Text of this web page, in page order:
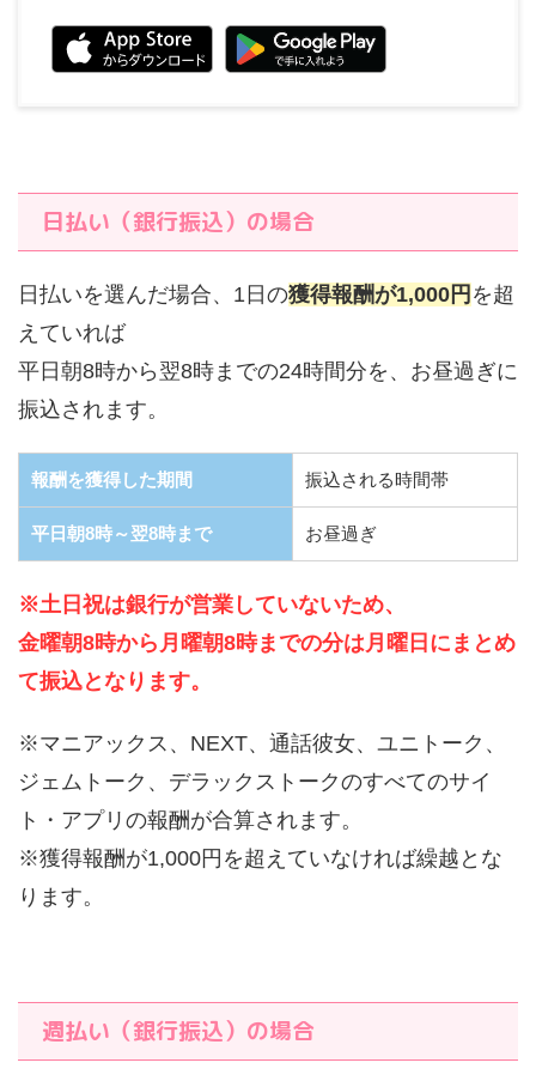
日払い（銀行振込）の場合
日払いを選んだ場合、1日の獲得報酬が1,000円 を超
えていれば
平日朝8時から翌8時までの24時間分を、お昼過ぎに
振込されます。
報酬を獲得した期間 振込される時間帯
平日朝8時～翌8時まで お昼過ぎ
※土日祝は銀行が営業していないため、
金曜朝8時から月曜朝8時までの分は月曜日にまとめ
て振込となります。
※マニアックス、NEXT、通話彼女、ユニトーク、
ジェムトーク、デラックストークのすべてのサイ
ト・アプリの報酬が合算されます。
※獲得報酬が1,000円を超えていなければ繰越とな
ります。
週払い（銀行振込）の場合